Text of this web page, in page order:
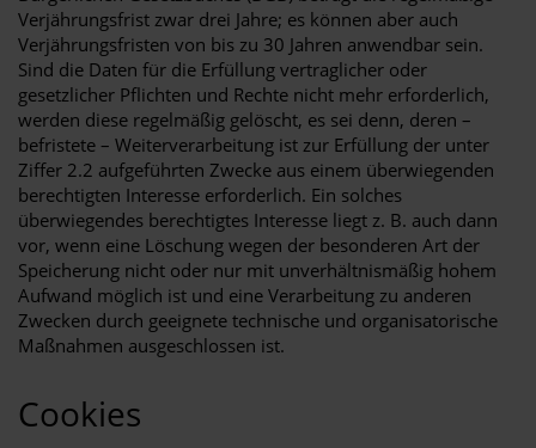
Verjährungsfrist zwar drei Jahre; es können aber auch
Verjährungsfristen von bis zu 30 Jahren anwendbar sein.
Sind die Daten für die Erfüllung vertraglicher oder
gesetzlicher Pflichten und Rechte nicht mehr erforderlich,
werden diese regelmäßig gelöscht, es sei denn, deren –
befristete – Weiterverarbeitung ist zur Erfüllung der unter
Ziffer 2.2 aufgeführten Zwecke aus einem überwiegenden
berechtigten Interesse erforderlich. Ein solches
überwiegendes berechtigtes Interesse liegt z. B. auch dann
vor, wenn eine Löschung wegen der besonderen Art der
Speicherung nicht oder nur mit unverhältnismäßig hohem
Aufwand möglich ist und eine Verarbeitung zu anderen
Zwecken durch geeignete technische und organisatorische
Maßnahmen ausgeschlossen ist.
Cookies